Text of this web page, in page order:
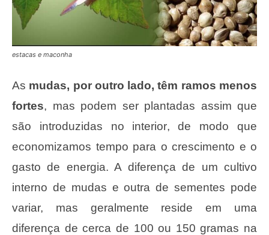
estacas e maconha
As mudas, por outro lado, têm ramos menos
fortes, mas podem ser plantadas assim que
são introduzidas no interior, de modo que
economizamos tempo para o crescimento e o
gasto de energia. A diferença de um cultivo
interno de mudas e outra de sementes pode
variar, mas geralmente reside em uma
diferença de cerca de 100 ou 150 gramas na